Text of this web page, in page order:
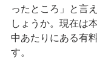
ったところ」と言
しょうか。現在は
中あたりにある有
す。